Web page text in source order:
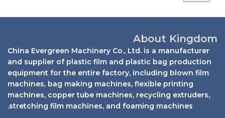
About Kingdom
China Evergreen Machinery Co., Ltd. is a manufacturer
and supplier of plastic film and plastic bag production
equipment for the entire factory, including blown film
machines, bag making machines, flexible printing
machines, copper tube machines, recycling extruders,
stretching film machines, and foaming machines.